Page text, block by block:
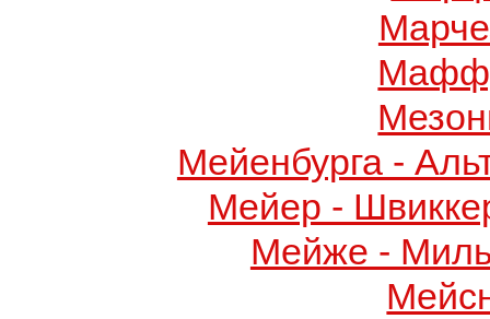
Мейенбурга -
Мейер -
Мейже -